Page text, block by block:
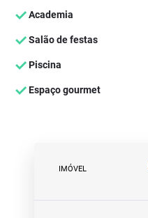
Academia
Salão de festas
Piscina
Espaço gourmet
IMÓVEL